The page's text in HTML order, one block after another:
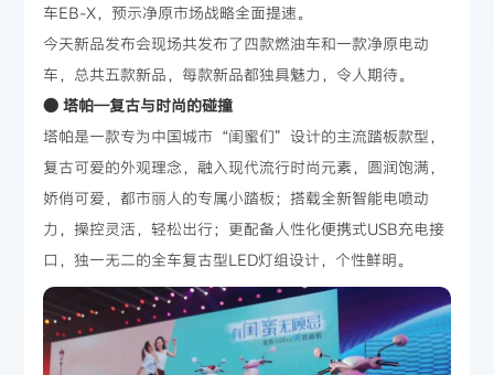
车EB-X，预示净原市场战略全面提速。
今天新品发布会现场共发布了四款燃油车和一款净原电动
车，总共五款新品，每款新品都独具魅力，令人期待。
● 塔帕—复古与时尚的碰撞
塔帕是一款专为中国城市“闺蜜们”设计的主流踏板款型，
复古可爱的外观理念，融入现代流行时尚元素，圆润饱满，
娇俏可爱，都市丽人的专属小踏板；搭载全新智能电喷动
力，操控灵活，轻松出行；更配备人性化便携式USB充电接
口，独一无二的全车复古型LED灯组设计，个性鲜明。